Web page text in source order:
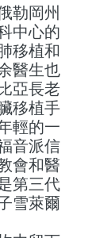
勒岡州
中心的
移植和
醫生也
亞長老
移植手
輕的一
音派信
會和醫
第三代
雪萊爾